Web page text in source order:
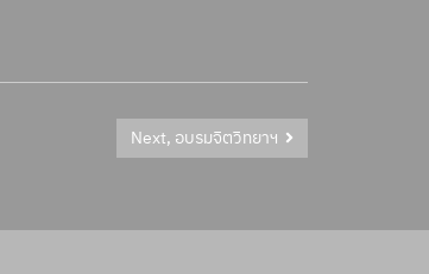
Next, อบรมจิตวิทยาฯ